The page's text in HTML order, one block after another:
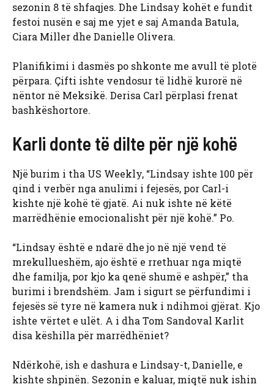
sezonin 8 të shfaqjes. Dhe Lindsay kohët e fundit
festoi nusën e saj me yjet e saj Amanda Batula,
Ciara Miller dhe Danielle Olivera.
Planifikimi i dasmës po shkonte me avull të plotë
përpara. Çifti ishte vendosur të lidhë kurorë në
nëntor në Meksikë. Derisa Carl përplasi frenat
bashkëshortore.
Karli donte të dilte për një kohë
Një burim i tha US Weekly, “Lindsay ishte 100 për
qind i verbër nga anulimi i fejesës, por Carl-i
kishte një kohë të gjatë. Ai nuk ishte në këtë
marrëdhënie emocionalisht për një kohë.” Po.
“Lindsay është e ndarë dhe jo në një vend të
mrekullueshëm, ajo është e rrethuar nga miqtë
dhe familja, por kjo ka qenë shumë e ashpër,” tha
burimi i brendshëm. Jam i sigurt se përfundimi i
fejesës së tyre në kamera nuk i ndihmoi gjërat. Kjo
ishte vërtet e ulët. A i dha Tom Sandoval Karlit
disa këshilla për marrëdhëniet?
Ndërkohë, ish e dashura e Lindsay-t, Danielle, e
kishte shpinën. Sezonin e kaluar, miqtë nuk ishin